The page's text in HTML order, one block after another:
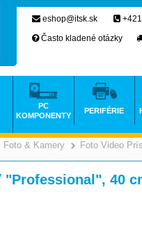
Foto & Kamery Foto Video
40
eshop@itsk.sk
Často kladené otázky
PC
KOMPONENTY
PERIFÉRIE